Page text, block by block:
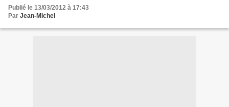
Publié le 13/03/2012 à 17:43
Par Jean-Michel